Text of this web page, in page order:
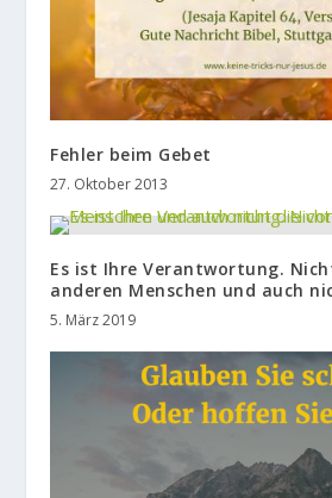
Fehler beim Gebet
27. Oktober 2013
Es ist Ihre Verantwortung.
anderen Menschen und auch
5. März 2019